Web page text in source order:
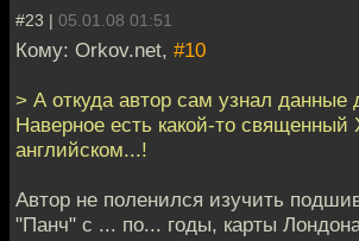
#23 | 05.01.08 01:51
Кому: Orkov.net, #10
> А откуда автор сам узнал данные
Наверное есть какой-то священный
английском...!
Автор не поленился изучить
"Панч" с ... по... годы, карты